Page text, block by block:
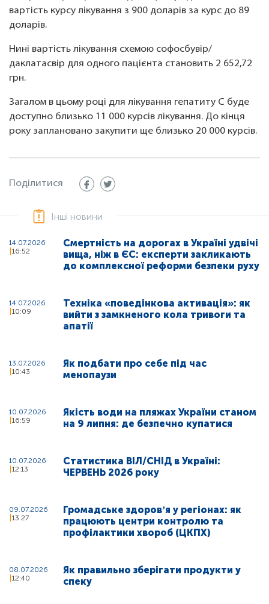
вартість курсу лікування з 900 доларів за курс до 89
доларів.
Нині вартість лікування схемою софосбувір/
даклатасвір для одного пацієнта становить 2 652,72
грн.
Загалом в цьому році для лікування гепатиту С буде
доступно близько 11 000 курсів лікування. До кінця
року заплановано закупити ще близько 20 000 курсів.
Поділитися
Інші новини
14.07.2026
16:52
Смертність на дорогах в Україні удвічі
вища, ніж в ЄС: експерти закликають
до комплексної реформи безпеки руху
14.07.2026
10:09
Техніка «поведінкова активація»: як
вийти з замкненого кола тривоги та
апатії
13.07.2026
10:43
Як подбати про себе під час
менопаузи
10.07.2026
16:59
Якість води на пляжах України станом
на 9 липня: де безпечно купатися
10.07.2026
12:13
Статистика ВІЛ/СНІД в Україні:
ЧЕРВЕНЬ 2026 року
09.07.2026
13:27
Громадське здоровʼя у регіонах: як
працюють центри контролю та
профілактики хвороб (ЦКПХ)
08.07.2026
12:40
Як правильно зберігати продукти у
спеку